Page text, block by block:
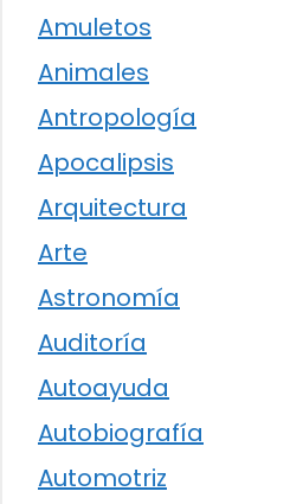
Amuletos
Animales
Antropología
Apocalipsis
Arquitectura
Arte
Astronomía
Auditoría
Autoayuda
Autobiografía
Automotriz